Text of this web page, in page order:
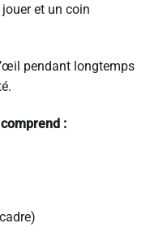
et un coin
pendant longtemps
comprend :